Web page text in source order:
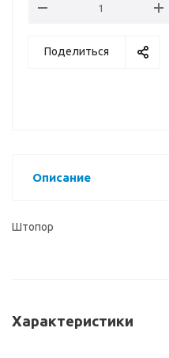
Поделиться
Описание
Штопор
Характеристики